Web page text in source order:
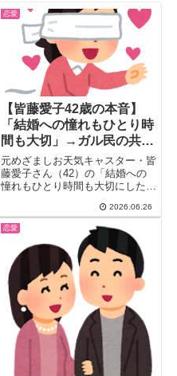
恋愛
【皆藤愛子42歳の本音】
「結婚への憧れもひとり時
間も大切」→ガル民の共感
コメント続出｜40代女性の
無理しない生き方
元めざましお天気キャスター・皆
藤愛子さん（42）の「結婚への
憧れもひとり時間も大切にした
感の嵐。42歳に見えない美し
さ、独身生活の充実ぶり、無理し
ない生き方に40代女性が大共感
した声をまとめました。
2026.06.26
恋愛